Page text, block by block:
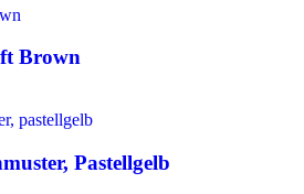
Brown
Pastellgelb